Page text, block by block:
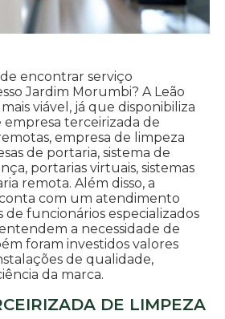
encontrar serviço
Jardim Morumbi? A Leão
viável, já que disponibiliza
empresa terceirizada de
empresa de limpeza
de portaria, sistema de
portarias virtuais, sistemas
remota. Além disso, a
com um atendimento
de funcionários especializados
a necessidade de
foram investidos valores
de qualidade,
da marca.
DE LIMPEZA